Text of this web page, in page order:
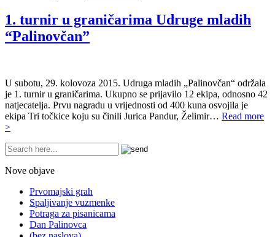
1. turnir u graničarima Udruge mladih
“Palinovčan”
U subotu, 29. kolovoza 2015. Udruga mladih „Palinovčan“ održala
je 1. turnir u graničarima. Ukupno se prijavilo 12 ekipa, odnosno 42
natjecatelja. Prvu nagradu u vrijednosti od 400 kuna osvojila je
ekipa Tri točkice koju su činili Jurica Pandur, Želimir… Read more
>
Nove objave
Prvomajski grah
Spaljivanje vuzmenke
Potraga za pisanicama
Dan Palinovca